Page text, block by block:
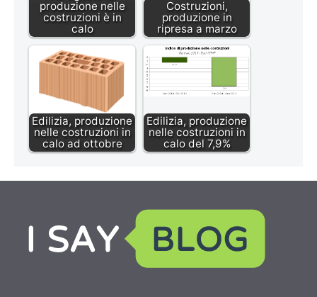
produzione nelle
costruzioni è in
calo
Costruzioni,
produzione in
ripresa a marzo
Edilizia, produzione
nelle costruzioni in
calo ad ottobre
Edilizia, produzione
nelle costruzioni in
calo del 7,9%